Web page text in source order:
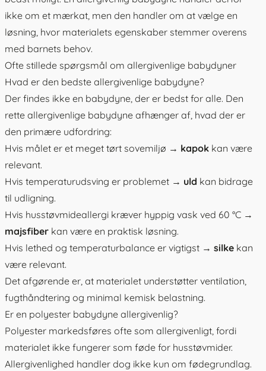
ikke om et mærkat, men den handler om at vælge en
løsning, hvor materialets egenskaber stemmer overens
med barnets behov.
Ofte stillede spørgsmål om allergivenlige babydyner
Hvad er den bedste allergivenlige babydyne?
Der findes ikke en babydyne, der er bedst for alle. Den
rette allergivenlige babydyne afhænger af, hvad der er
den primære udfordring:
Hvis målet er et meget tørt sovemiljø → kapok kan være
relevant.
Hvis temperaturudsving er problemet → uld kan bidrage
til udligning.
Hvis husstøvmideallergi kræver hyppig vask ved 60 °C →
majsfiber kan være en praktisk løsning.
Hvis lethed og temperaturbalance er vigtigst → silke kan
være relevant.
Det afgørende er, at materialet understøtter ventilation,
fugthåndtering og minimal kemisk belastning.
Er en polyester babydyne allergivenlig?
Polyester markedsføres ofte som allergivenligt, fordi
materialet ikke fungerer som føde for husstøvmider.
Allergivenlighed handler dog ikke kun om fødegrundlag.